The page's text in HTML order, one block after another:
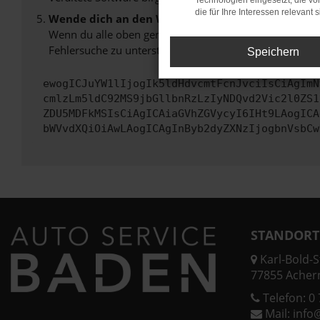
Wende dich an den Webseitenbetreiber.
Wenn du alle oben genannten Schritte versucht hast,
Fehlersuche zu unterstützen:
Karl-Bold-
77855
Telefon: 0
Mail:
die für Ihre Interessen relevant
Speichern